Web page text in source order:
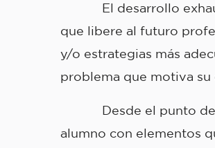
El desarrollo
que libere al futuro
y/o estrategias más
problema que motiva su
Desde el punto de
alumno con elementos